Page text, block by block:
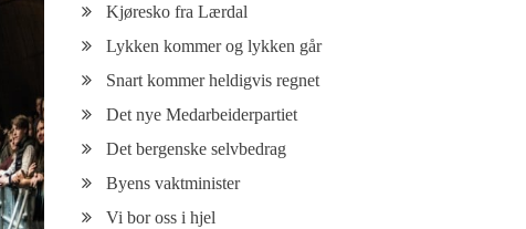
Kjøresko fra Lærdal
Lykken kommer og lykken går
Snart kommer heldigvis regnet
Det nye Medarbeiderpartiet
Det bergenske selvbedrag
Byens vaktminister
Vi bor oss i hjel